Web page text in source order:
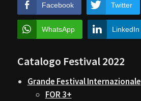
Facebook Twitter
WhatsApp LinkedIn
Catalogo Festival 2022
Grande Festival Internazionale
FOR 3+